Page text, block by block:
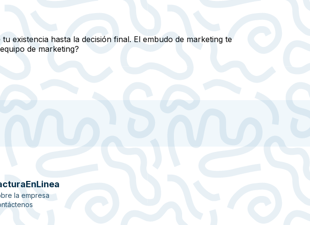
existencia hasta la decisión final. El embudo de marketing te
de marketing?
la empresa